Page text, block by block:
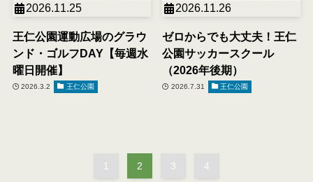
2026.11.25
王仁公園運動広場のグラウ
ンド・ゴルフDAY【毎週水
曜日開催】
2026.3.2 王仁公園
2026.11.26
ゼロからでも大丈夫！王仁
公園サッカースクール
（2026年後期）
2026.7.31 王仁公園
1 2 3 4